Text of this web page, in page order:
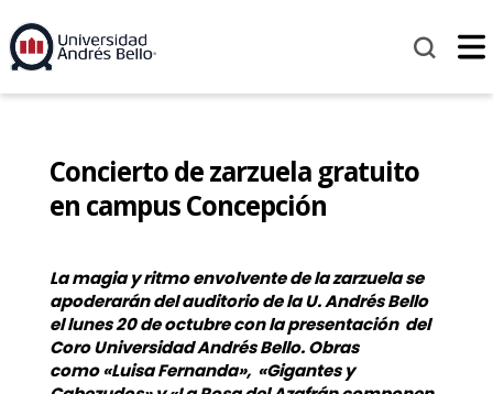
Concierto de zarzuela gratuito
en campus Concepción
La magia y ritmo envolvente de la zarzuela se
apoderarán del auditorio de la U. Andrés Bello
el lunes 20 de octubre con la presentación del
Coro Universidad Andrés Bello. Obras
como «Luisa Fernanda», «Gigantes y